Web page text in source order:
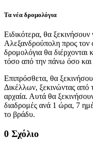
Τα νέα δρομολόγια
Ειδικότερα, θα
Αλεξανδρούπολη προς τον
δρομολόγια θα
τόσο από την πάνω όσο
Επιπρόσθετα, θα
Δικέλλων, ξεκινώντας από
αρχαία. Αυτά θα
διαδρομές ανά 1 ώρα, 7
το βράδυ.
0 Σχόλιο